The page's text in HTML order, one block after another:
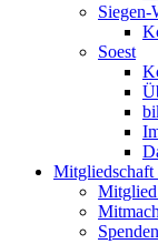
Siegen-
Soest
Mitgliedschaft
Spenden